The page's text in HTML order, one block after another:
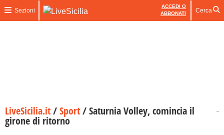
Sezioni
ACCEDI O
ABBONATI
Cerca
LiveSicilia.it/Sport/Saturnia Volley, comincia il
girone di ritorno